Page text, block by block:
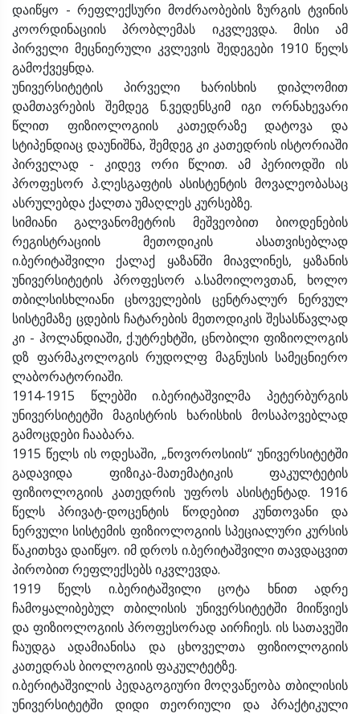
დაიწყო - რეფლექსური მოძრაობების ზურგის ტვინის
კოორდინაციის პრობლემას იკვლევდა. მისი ამ
პირველი მეცნიერული კვლევის შედეგები 1910 წელს
გამოქვეყნდა.
უნივერსიტეტის პირველი ხარისხის დიპლომით
დამთავრების შემდეგ ნ.ვედენსკიმ იგი ორნახევარი
წლით ფიზიოლოგიის კათედრაზე დატოვა და
სტიპენდიაც დაუნიშნა, შემდეგ კი კათედრის ისტორიაში
პირველად - კიდევ ორი წლით. ამ პერიოდში ის
პროფესორ პ.ლესგაფტის ასისტენტის მოვალეობასაც
ასრულებდა ქალთა უმაღლეს კურსებზე.
სიმიანი გალვანომეტრის მეშვეობით ბიოდენების
რეგისტრაციის მეთოდიკის ასათვისებლად
ი.ბერიტაშვილი ქალაქ ყაზანში მიავლინეს, ყაზანის
უნივერსიტეტის პროფესორ ა.სამოილოვთან, ხოლო
თბილსისხლიანი ცხოველების ცენტრალურ ნერვულ
სისტემაზე ცდების ჩატარების მეთოდიკის შესასწავლად
კი - ჰოლანდიაში, ქ.უტრეხტში, ცნობილი ფიზიოლოგის
დზ ფარმაკოლოგის რუდოლფ მაგნუსის სამეცნიერო
ლაბორატორიაში.
1914-1915 წლებში ი.ბერიტაშვილმა პეტერბურგის
უნივერსიტეტში მაგისტრის ხარისხის მოსაპოვებლად
გამოცდები ჩააბარა.
1915 წელს ის ოდესაში, „ნოვოროსიის“ უნივერსიტეტში
გადავიდა ფიზიკა-მათემატიკის ფაკულტეტის
ფიზიოლოგიის კათედრის უფროს ასისტენტად. 1916
წელს პრივატ-დოცენტის წოდებით კუნთოვანი და
ნერვული სისტემის ფიზიოლოგიის სპეციალური კურსის
წაკითხვა დაიწყო. იმ დროს ი.ბერიტაშვილი თავდაცვით
პირობით რეფლექსებს იკვლევდა.
1919 წელს ი.ბერიტაშვილი ცოტა ხნით ადრე
ჩამოყალიბებულ თბილისის უნივერსიტეტში მიიწვიეს
და ფიზიოლოგიის პროფესორად აირჩიეს. ის სათავეში
ჩაუდგა ადამიანისა და ცხოველთა ფიზიოლოგიის
კათედრას ბიოლოგიის ფაკულტეტზე.
ი.ბერიტაშვილის პედაგოგიური მოღვაწეობა თბილისის
უნივერსიტეტში დიდი თეორიული და პრაქტიკული